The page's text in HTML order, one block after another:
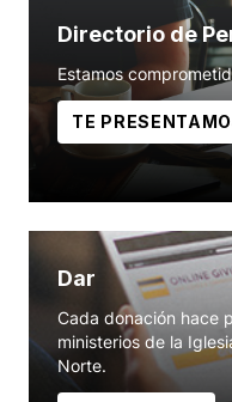
Directorio de
Estamos
TE
Dar
Cada donación hace
ministerios de la
Norte.